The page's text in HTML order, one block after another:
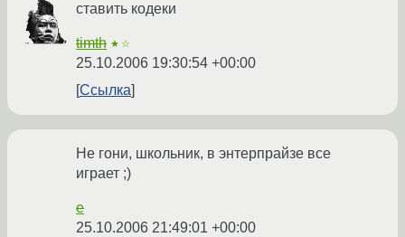
ставить кодеки
timth ★☆
25.10.2006 19:30:54 +00:00
Ссылка
Не гони, школьник, в энтерпрайзе все
играет ;)
e
25.10.2006 21:49:01 +00:00